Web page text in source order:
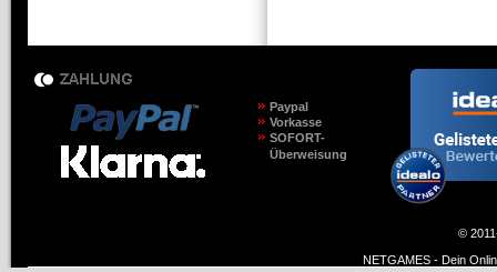
Paypal
Vorkasse
SOFORT-
Überweisung
©
NETGAMES - Dein